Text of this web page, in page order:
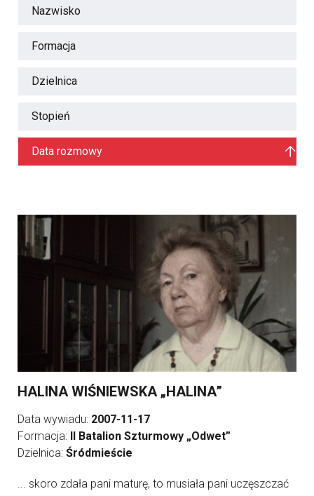
Nazwisko
Formacja
Dzielnica
Stopień
Data rozmowy
HALINA WIŚNIEWSKA „HALINA”
Data wywiadu: 2007-11-17
Formacja:
II Batalion Szturmowy „Odwet”
Dzielnica: Śródmieście
... skoro zdała pani maturę, to musiała pani uczęszczać